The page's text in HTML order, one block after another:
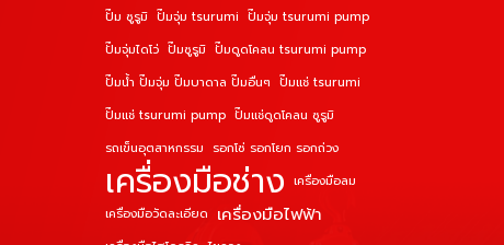
ปั๊ม ซูรูมิ ปั๊มจุ่ม tsurumi ปั๊มจุ่ม tsurumi pump
ปั๊มจุ่มไดโว่ ปั๊มซูรูมิ ปั๊มดูดโคลน tsurumi pump
ปั๊มน้ำ ปั๊มจุ่ม ปั๊มบาดาล ปั๊มอื่นๆ ปั๊มแช่ tsurumi
ปั๊มแช่ tsurumi pump ปั๊มแช่ดูดโคลน ซูรูมิ
รถเข็นอุตสาหกรรม รอกโซ่ รอกโยก รอกถ่วง
เครื่องมือช่าง เครื่องมือลม
เครื่องมือวัดละเอียด เครื่องมือไฟฟ้า